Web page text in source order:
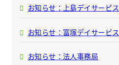
お知らせ：上島デイサービス
お知らせ：富塚デイサービス
お知らせ：法人事務局